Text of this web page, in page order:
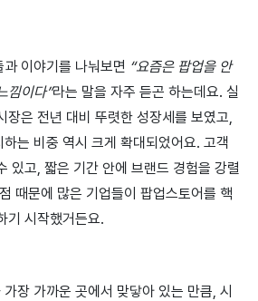
이야기를 나눠보면 “요즘은 팝업을 안
낌이다”라는 말을 자주 듣곤 하는데요. 실
장은 전년 대비 뚜렷한 성장세를 보였고,
는 비중 역시 크게 확대되었어요. 고객
있고, 짧은 기간 안에 브랜드 경험을 강렬
때문에 많은 기업들이 팝업스토어를 핵
기 시작했거든요.
장 가까운 곳에서 맞닿아 있는 만큼, 시